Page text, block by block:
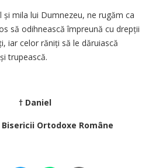
mila lui Dumnezeu, ne rugăm ca
să odihnească împreună cu drepții
iar celor răniți să le dăruiască
trupească.
† Daniel
Ortodoxe Române